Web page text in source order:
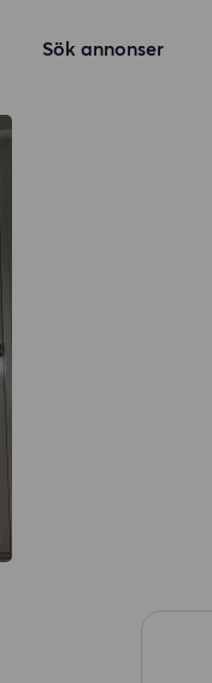
Sök annonser